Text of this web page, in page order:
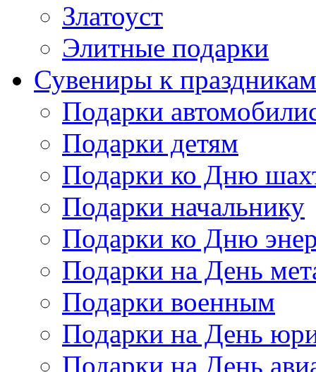
Златоуст
Элитные подарки
Сувениры к праздникам
Подарки
Подарки детям
Подарки ко Дню
Подарки начальнику
Подарки ко Дню
Подарки на День
Подарки военным
Подарки на День
Подарки на День